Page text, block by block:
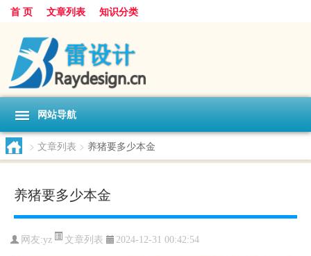
首 页 文章列表 知识分类
网站导航
> 文章列表 > 养猪要多少本金
养猪要多少本金
网友:yz 文章列表 2024-12-31 00:42:54